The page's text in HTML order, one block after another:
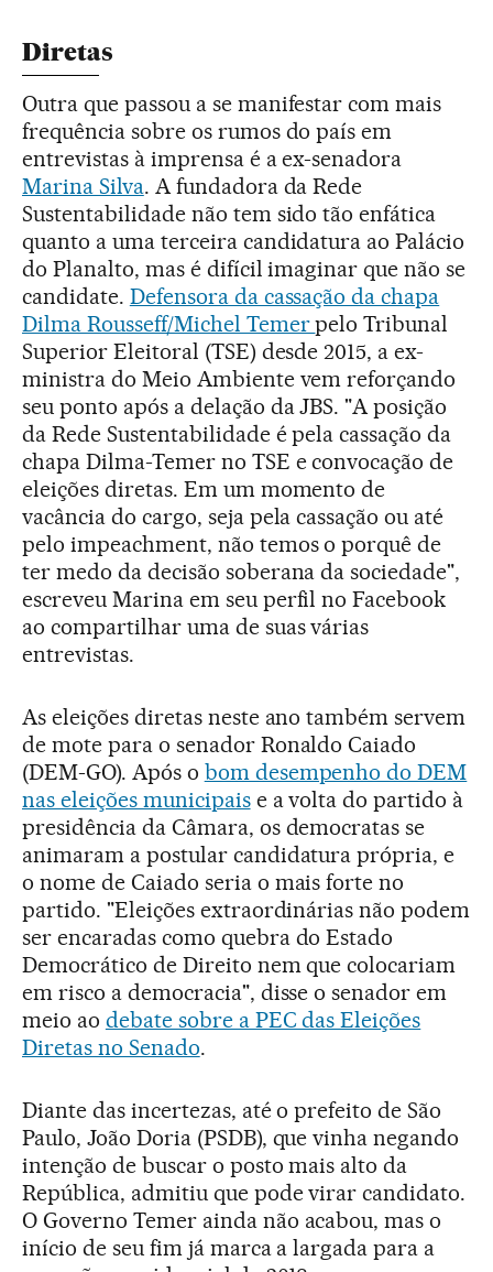
Diretas
Outra que passou a se manifestar com mais
frequência sobre os rumos do país em
entrevistas à imprensa é a ex-senadora
Marina Silva. A fundadora da Rede
Sustentabilidade não tem sido tão enfática
quanto a uma terceira candidatura ao Palácio
do Planalto, mas é difícil imaginar que não se
candidate. Defensora da cassação da chapa
Dilma Rousseff/Michel Temerpelo Tribunal
Superior Eleitoral (TSE) desde 2015, a ex-
ministra do Meio Ambiente vem reforçando
seu ponto após a delação da JBS. "A posição
da Rede Sustentabilidade é pela cassação da
chapa Dilma-Temer no TSE e convocação de
eleições diretas. Em um momento de
vacância do cargo, seja pela cassação ou até
pelo impeachment, não temos o porquê de
ter medo da decisão soberana da sociedade",
escreveu Marina em seu perfil no Facebook
ao compartilhar uma de suas várias
entrevistas.
As eleições diretas neste ano também servem
de mote para o senador Ronaldo Caiado
(DEM-GO). Após o bom desempenho do DEM
nas eleições municipaise a volta do partido à
presidência da Câmara, os democratas se
animaram a postular candidatura própria, e
o nome de Caiado seria o mais forte no
partido. "Eleições extraordinárias não podem
ser encaradas como quebra do Estado
Democrático de Direito nem que colocariam
em risco a democracia", disse o senador em
meio ao debate sobre a PEC das Eleições
Diretas no Senado.
Diante das incertezas, até o prefeito de São
Paulo, João Doria (PSDB), que vinha negando
intenção de buscar o posto mais alto da
República, admitiu que pode virar candidato.
O Governo Temer ainda não acabou, mas o
início de seu fim já marca a largada para a